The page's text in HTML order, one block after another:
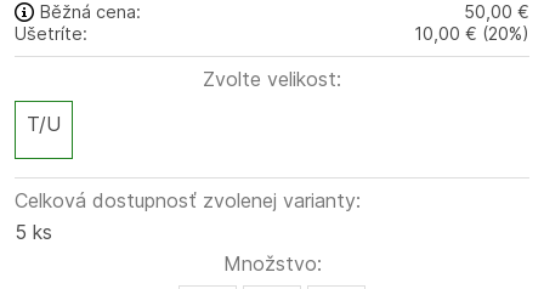
Běžná cena:
50,00 €
Ušetríte:
10,00 € (20%)
Zvolte velikost:
T/U
Celková dostupnosť zvolenej varianty:
5 ks
Množstvo: